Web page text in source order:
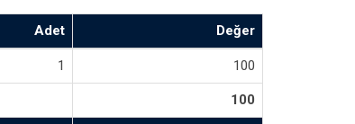
Adet Değer
1 100
100